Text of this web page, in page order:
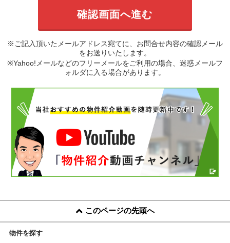
※ご記入頂いたメールアドレス宛てに、お問合せ内容の確認メール
をお送りいたします。
※Yahoo!メールなどのフリーメールをご利用の場合、迷惑メールフ
ォルダに入る場合があります。
このページの先頭へ
物件を探す